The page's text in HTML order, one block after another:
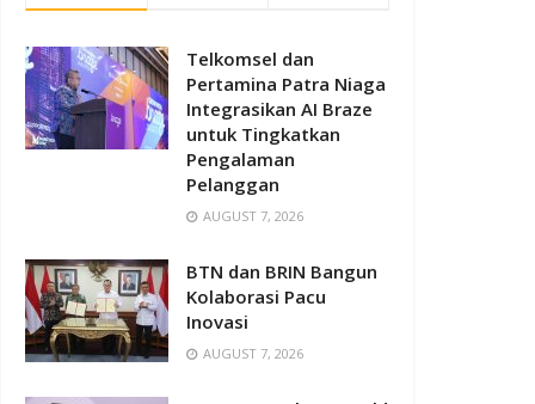
Telkomsel dan
Pertamina Patra Niaga
Integrasikan AI Braze
untuk Tingkatkan
Pengalaman
Pelanggan
AUGUST 7, 2026
BTN dan BRIN Bangun
Kolaborasi Pacu
Inovasi
AUGUST 7, 2026